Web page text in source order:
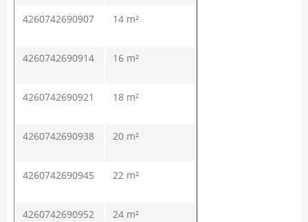
4260742690907 14 m²
4260742690914 16 m²
4260742690921 18 m²
4260742690938 20 m²
4260742690945 22 m²
4260742690952 24 m²